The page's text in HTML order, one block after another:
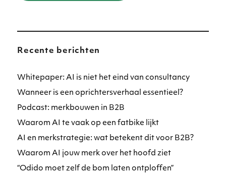
Recente berichten
Whitepaper: AI is niet het eind van consultancy
Wanneer is een oprichtersverhaal essentieel?
Podcast: merkbouwen in B2B
Waarom AI te vaak op een fatbike lijkt
AI en merkstrategie: wat betekent dit voor B2B?
Waarom AI jouw merk over het hoofd ziet
“Odido moet zelf de bom laten ontploffen”